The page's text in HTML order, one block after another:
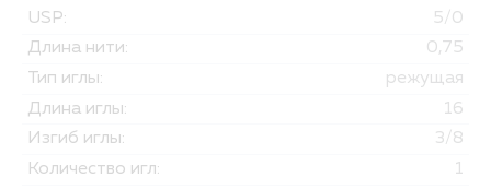
USP:
5/0
Длина нити:
0,75
Тип иглы:
режущая
Длина иглы:
16
Изгиб иглы:
3/8
Количество игл:
1